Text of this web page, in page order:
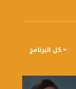
< كل البرنامج